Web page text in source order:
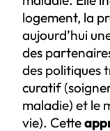
logement, la
aujourd’hui
des
des politiques
curatif
maladie) et le
vie). Cette